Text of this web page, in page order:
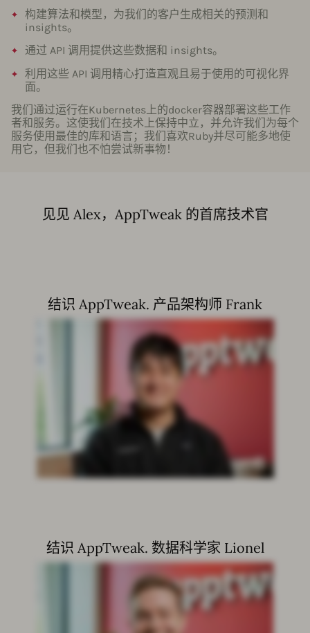
构建算法和模型，为我们的客户生成相关的预测和
insights。
通过 API 调用提供这些数据和 insights。
利用这些 API 调用精心打造直观且易于使用的可视化界
面。
我们通过运行在Kubernetes上的docker容器部署这些工作
者和服务。这使我们在技术上保持中立，并允许我们为每个
服务使用最佳的库和语言；我们喜欢Ruby并尽可能多地使
用它，但我们也不怕尝试新事物！
见见 Alex，AppTweak 的首席技术官
结识 AppTweak. 产品架构师 Frank
结识 AppTweak. 数据科学家 Lionel